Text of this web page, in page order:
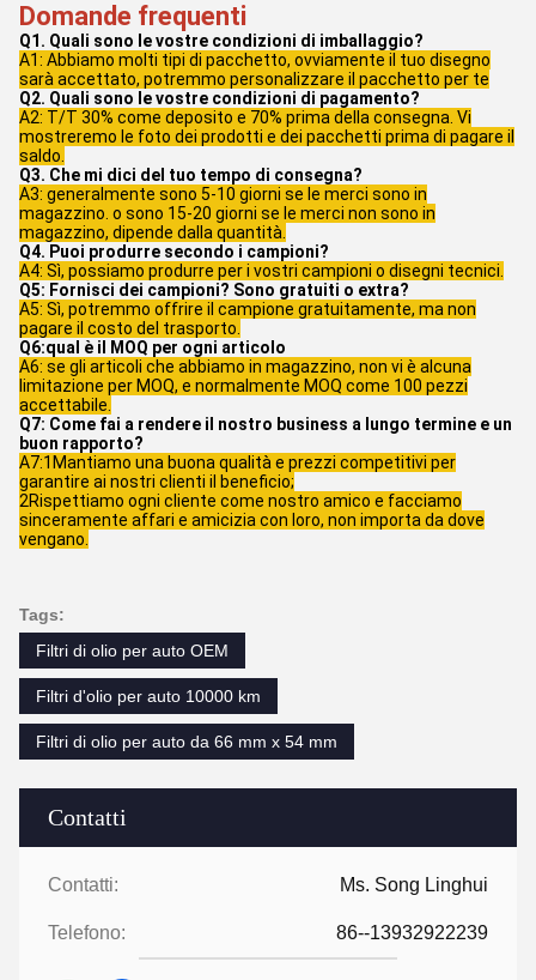
Contatti
Contatti: Ms. Song Linghui
Telefono: 86--13932922239
Domande frequenti
Q1. Quali sono le vostre condizioni di imballaggio?
A1: Abbiamo molti tipi di pacchetto, ovviamente il tuo disegno
sarà accettato, potremmo personalizzare il pacchetto per te
Q2. Quali sono le vostre condizioni di pagamento?
A2: T/T 30% come deposito e 70% prima della consegna. Vi
mostreremo le foto dei prodotti e dei pacchetti prima di pagare il
saldo.
Q3. Che mi dici del tuo tempo di consegna?
A3: generalmente sono 5-10 giorni se le merci sono in
magazzino. o sono 15-20 giorni se le merci non sono in
magazzino, dipende dalla quantità.
Q4. Puoi produrre secondo i campioni?
A4: Sì, possiamo produrre per i vostri campioni o disegni tecnici.
Q5: Fornisci dei campioni? Sono gratuiti o extra?
A5: Sì, potremmo offrire il campione gratuitamente, ma non
pagare il costo del trasporto.
Q6:qual è il MOQ per ogni articolo
A6: se gli articoli che abbiamo in magazzino, non vi è alcuna
limitazione per MOQ, e normalmente MOQ come 100 pezzi
accettabile.
Q7: Come fai a rendere il nostro business a lungo termine e un
buon rapporto?
A7:1Mantiamo una buona qualità e prezzi competitivi per
garantire ai nostri clienti il beneficio;
2Rispettiamo ogni cliente come nostro amico e facciamo
sinceramente affari e amicizia con loro, non importa da dove
vengano.
Tags:
Filtri di olio per auto OEM
Filtri d'olio per auto 10000 km
Filtri di olio per auto da 66 mm x 54 mm